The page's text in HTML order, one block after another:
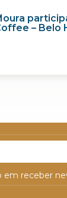
– Belo
em receber